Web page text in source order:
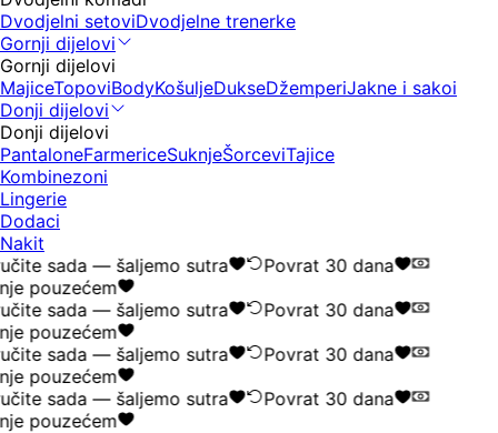
Dvodjelni setoviDvodjelne trenerke
Gornji dijelovi
Gornji dijelovi
MajiceTopoviBodyKošuljeDukseDžemperiJakne i sakoi
Donji dijelovi
Donji dijelovi
PantaloneFarmericeSuknjeŠorceviTajice
Kombinezoni
Lingerie
Dodaci
Nakit
sada — šaljemo sutra
Povrat 30 dana
pouzećem
sada — šaljemo sutra
Povrat 30 dana
pouzećem
sada — šaljemo sutra
Povrat 30 dana
pouzećem
sada — šaljemo sutra
Povrat 30 dana
pouzećem